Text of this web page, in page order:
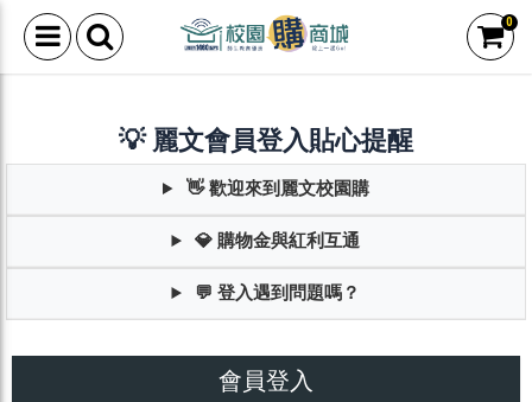
0
💡 麗文會員登入貼心提醒
👋 歡迎來到麗文校園購
💎 購物金與紅利互通
💬 登入遇到問題嗎？
會員登入